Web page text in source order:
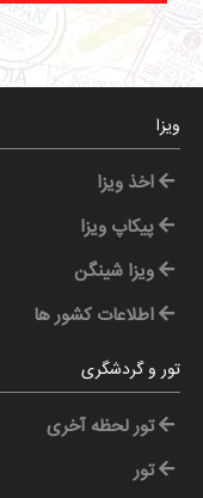
ویزا
اخذ ویزا
پیکاپ ویزا
ویزا شینگن
اطلاعات کشور ها
تور و گردشگری
تور لحظه آخری
تور